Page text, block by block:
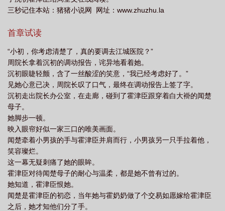
三秒记住本站：猪猪小说网 网址：www.zhuzhu.la
首章试读
“小初，你考虑清楚了，真的要调去江城医院？”
周院长拿着沉初的调动报告，诧异地看着她。
沉初眼睫轻颤，含了一丝酸涩的笑意，“我已经考虑好了。”
见她心意已决，周院长叹了口气，最终在调动报告上签了字。
沉初走出院长办公室，在走廊，碰到了霍津臣跟穿着白大褂的闻楚
母子。
她脚步一顿。
映入眼帘好似一家三口的唯美画面。
闻楚牵着小男孩的手与霍津臣并肩而行，小男孩另一只手拉着他，
笑容璨烂。
这一幕无疑刺痛了她的眼眸。
霍津臣对待闻楚母子的耐心与温柔，都是她不曾有过的。
她知道，霍津臣恨她。
闻楚是霍津臣的初恋，当年她与霍奶奶做了个交易如愿嫁给霍津臣
之后，她才知他们分了手。